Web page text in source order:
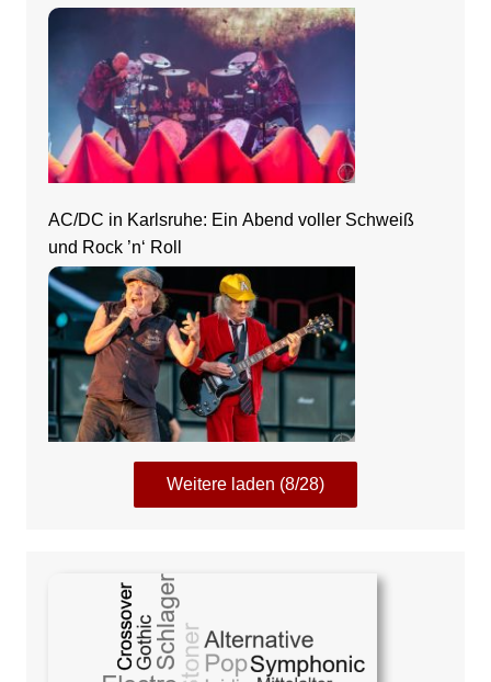
AC/DC in Karlsruhe: Ein Abend voller Schweiß
und Rock ’n‘ Roll
Weitere laden (8/28)